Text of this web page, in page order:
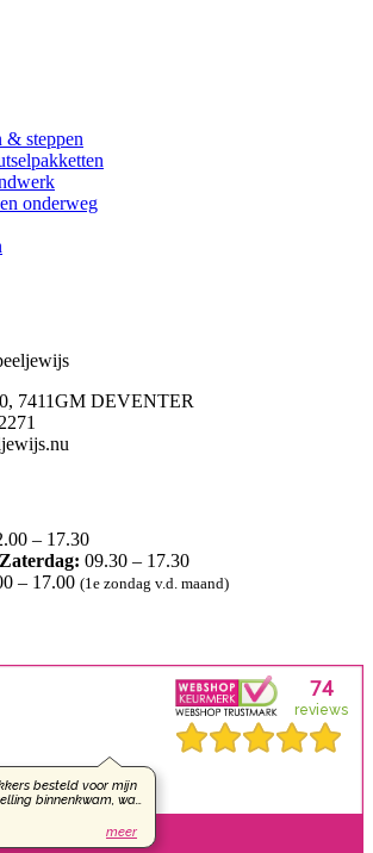
& steppen
onderweg
7411GM DEVENTER
– 17.30
09.30 – 17.30
– 17.00 (1e zondag v.d. maand)